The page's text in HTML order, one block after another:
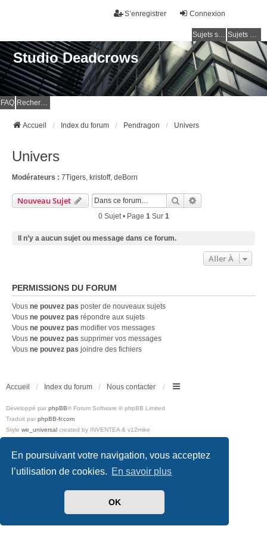
En poursuivant votre navigation, vous acceptez
l’utilisation de cookies. En savoir plus
OK
Connexion
S’enregistrer
Sujets sans réponse Sujets actifs
Studio Deadcrows
FAQ Rechercher
Accueil Index du forum Pendragon Univers
Univers
Modérateurs : 7Tigers, kristoff, deBorn
Nouveau Sujet Rechercher
0 Sujet • Page 1Sur 1
Il n’y a aucun sujet ou message dans ce forum.
Aller À
PERMISSIONS DU FORUM
Vous ne pouvez pas poster de nouveaux sujets
Vous ne pouvez pas répondre aux sujets
Vous ne pouvez pas modifier vos messages
Vous ne pouvez pas supprimer vos messages
Vous ne pouvez pas joindre des fichiers
Accueil Index du forum Nous contacter
Développé par phpBB® Forum Software © phpBB Limited
Traduit par phpBB-fr.com
Style we_universal created by INVENTEA & v12mike